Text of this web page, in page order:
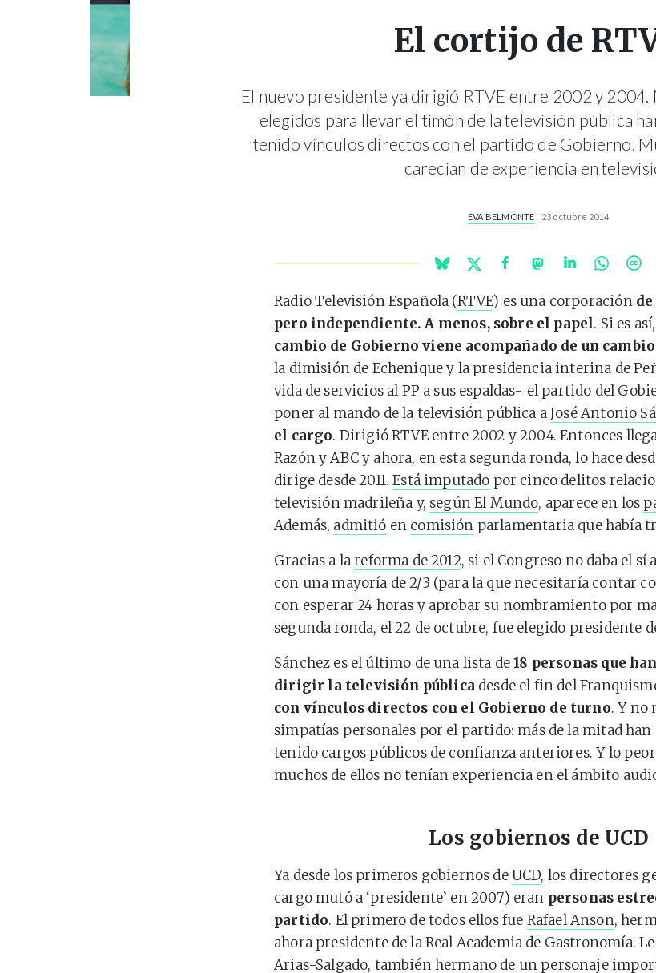
El cortijo de
El nuevo presidente ya dirigió RTVE entre 2002 y 2004.
elegidos para llevar el timón de la televisión pública
tenido vínculos directos con el partido de Gobierno.
carecían de experiencia en
EVA BELMONTE 23 octubre 2014
Radio Televisión Española (RTVE) es una corporación
pero independiente. A menos, sobre el papel. Si es así,
cambio de Gobierno viene acompañado de un
la dimisión de Echenique y la presidencia interina de
vida de servicios alPP a sus espaldas- el partido del
poner al mando de la televisión pública aJosé Antonio
el cargo. Dirigió RTVE entre 2002 y 2004. Entonces
Razón y ABC y ahora, en esta segunda ronda, lo hace
dirige desde 2011.Está imputado por cinco delitos
televisión madrileña y, según El Mundo, aparece en los
Además, admitió en comisión parlamentaria que había
Gracias a lareforma de 2012, si el Congreso no daba el sí
con una mayoría de 2/3 (para la que necesitaría contar
con esperar 24 horas y aprobar su nombramiento por
segunda ronda, el 22 de octubre, fue elegido presidente
Sánchez es el último de una lista de18 personas que
dirigir la televisión pública desde el fin del
con vínculos directos con el Gobierno de turno. Y no
simpatías personales por el partido: más de la mitad
tenido cargos públicos de confianza anteriores. Y lo peor
muchos de ellos no tenían experiencia en el ámbito
Los gobiernos de UCD
Ya desde los primeros gobiernos deUCD, los directores
cargo mutó a ‘presidente’ en 2007) eran personas
partido. El primero de todos ellos fue Rafael Anson,
ahora presidente de la Real Academia de Gastronomía.
Arias-Salgado, también hermano de un personaje